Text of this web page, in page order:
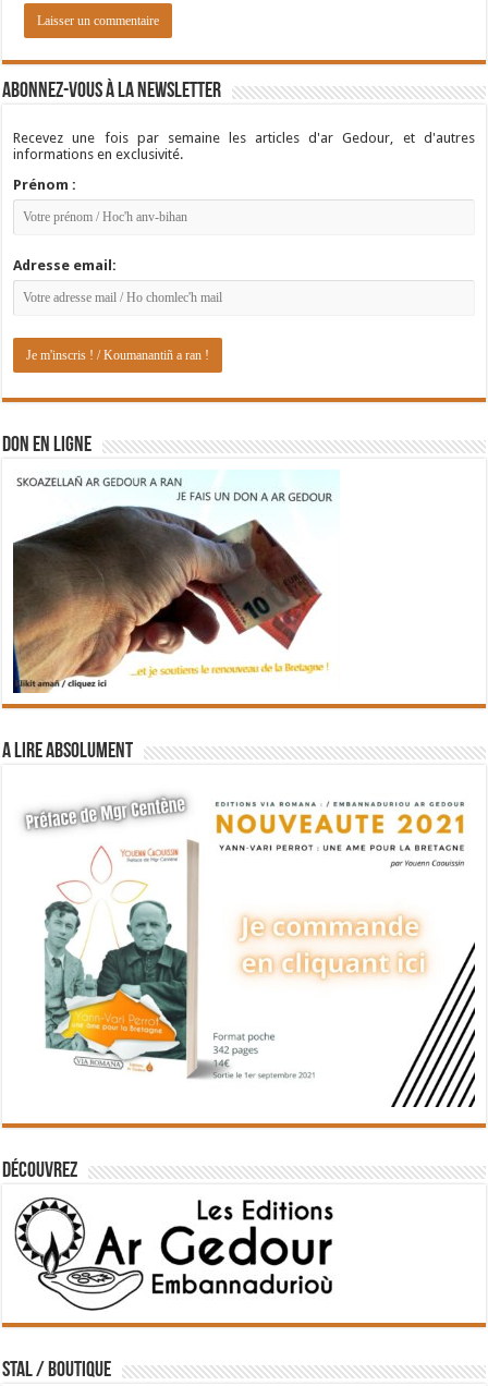
Abonnez-vous à la newsletter
Recevez une fois par semaine les articles d'ar Gedour, et d'autres
informations en exclusivité.
Prénom :
Adresse email:
DON EN LIGNE
A lire absolument
Découvrez
STAL / BOUTIQUE